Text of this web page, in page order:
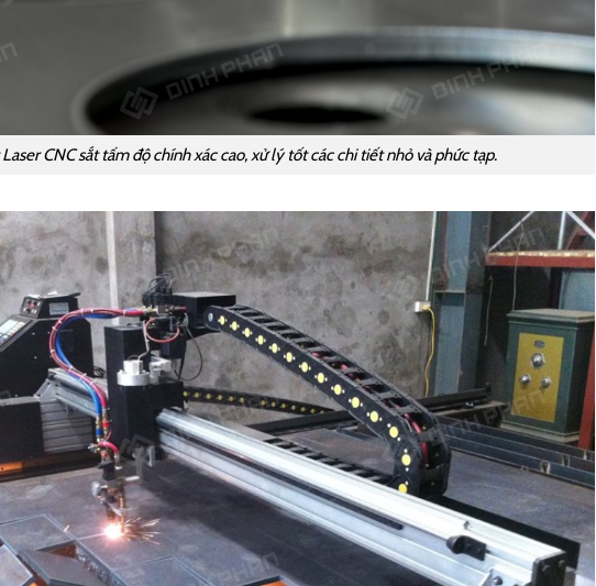
CNC sắt tấm độ chính xác cao, xử lý tốt các chi tiết nhỏ và phức tạp.